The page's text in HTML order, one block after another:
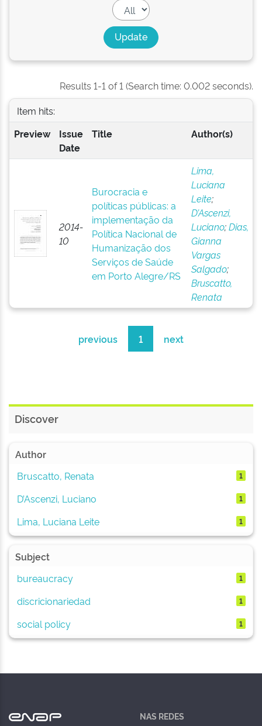
Results 1-1 of 1 (Search time: 0.002 seconds).
Item hits:
Preview
Issue
Date
Title Author(s)
2014-
10
Burocracia e
políticas públicas: a
implementação da
Política Nacional de
Humanização dos
Serviços de Saúde
em Porto Alegre/RS
Lima,
Luciana
Leite;
D’Ascenzi,
Luciano;Dias,
Gianna
Vargas
Salgado;
Bruscatto,
Renata
previous 1 next
Discover
Author
Bruscatto, Renata
1
D’Ascenzi, Luciano 1
Lima, Luciana Leite 1
Subject
bureaucracy
1
discricionariedad 1
social policy 1
NAS REDES